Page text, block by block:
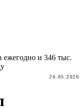
26.05.2026